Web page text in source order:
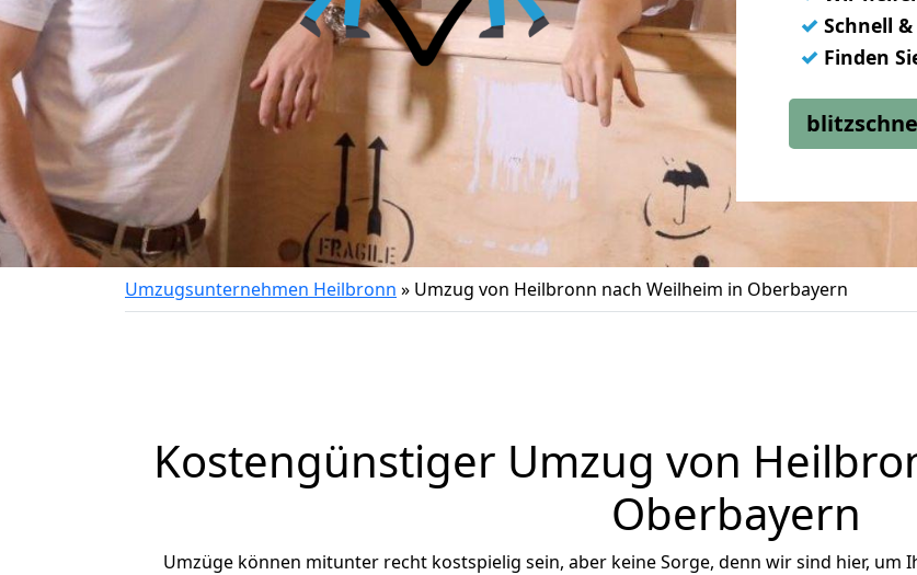
✓ Schnell
✓ Finden
Umzugsunternehmen Heilbronn » Umzug von Heilbronn nach Weilheim in Oberbayern
Kostengünstiger Umzug von
Oberbayern
Umzüge können mitunter recht kostspielig sein, aber keine Sorge, denn wir sind hier, um